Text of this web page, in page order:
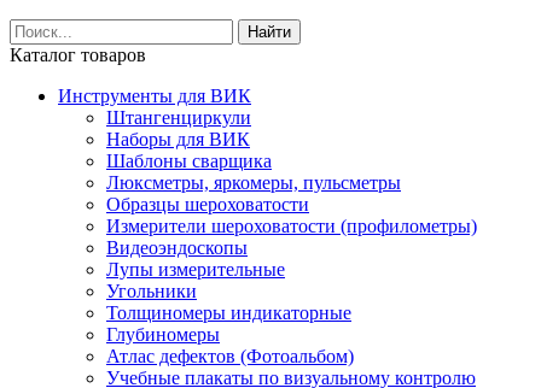
Найти
Каталог товаров
Инструменты для ВИК
Штангенциркули
Наборы для ВИК
Шаблоны сварщика
Люксметры, яркомеры, пульсметры
Образцы шероховатости
Измерители шероховатости (профилометры)
Видеоэндоскопы
Лупы измерительные
Угольники
Толщиномеры индикаторные
Глубиномеры
Атлас дефектов (Фотоальбом)
Учебные плакаты по визуальному контролю